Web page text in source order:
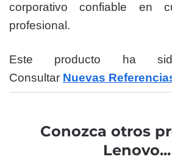
corporativo confiable en
profesional.
Este producto ha
Consultar Nuevas
Conozca otros
Lenovo...